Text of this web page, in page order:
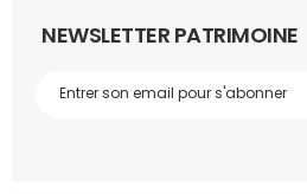
NEWSLETTER PATRIMOINE